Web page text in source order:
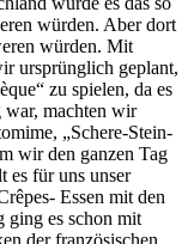
würden. Aber dort
würden. Mit
ursprünglich geplant,
zu spielen, da es
war, machten wir
„Schere-Stein-
wir den ganzen Tag
es für uns unser
Essen mit den
ging es schon mit
der französischen